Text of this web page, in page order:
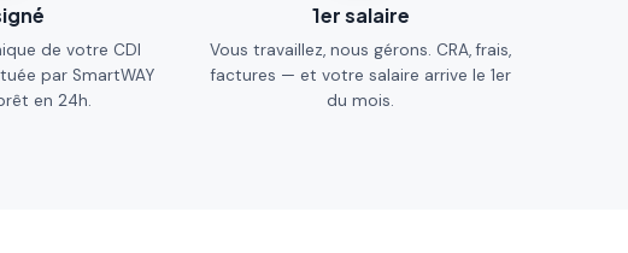
de votre CDI
par SmartWAY
en 24h.
1er salaire
Vous travaillez, nous gérons. CRA, frais,
factures — et votre salaire arrive le 1er
du mois.